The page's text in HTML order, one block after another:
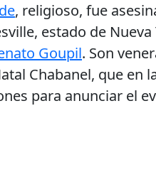
, religioso, fue
estado de
Goupil. Son
Chabanel, que
para anunciar el